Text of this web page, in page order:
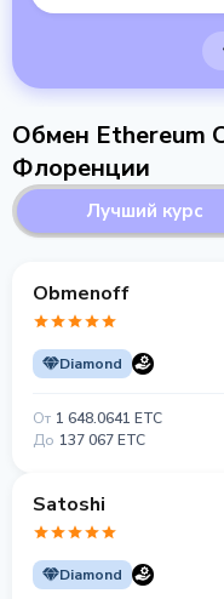
Обмен Ethereum
Флоренции
Лучший курс
Obmenoff
Diamond
От 1 648.0641 ETC
До 137 067 ETC
Satoshi
Diamond